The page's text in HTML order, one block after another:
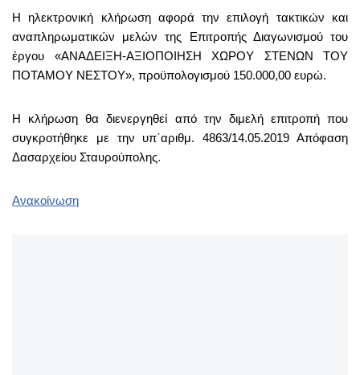
Η ηλεκτρονική κλήρωση αφορά την επιλογή τακτικών και
αναπληρωματικών μελών της Επιτροπής Διαγωνισμού του
έργου «ΑΝΑΔΕΙΞΗ-ΑΞΙΟΠΟΙΗΣΗ ΧΩΡΟΥ ΣΤΕΝΩΝ ΤΟΥ
ΠΟΤΑΜΟΥ ΝΕΣΤΟΥ», προϋπολογισμού 150.000,00 ευρώ.
Η κλήρωση θα διενεργηθεί από την διμελή επιτροπή που
συγκροτήθηκε με την υπ΄αριθμ. 4863/14.05.2019 Απόφαση
Δασαρχείου Σταυρούπολης.
Ανακοίνωση